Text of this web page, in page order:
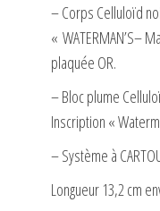
– Corps Celluloïd
« WATERMAN’S–
plaquée OR.
– Bloc plume
Inscription «
– Système à
Longueur 13,2 cm